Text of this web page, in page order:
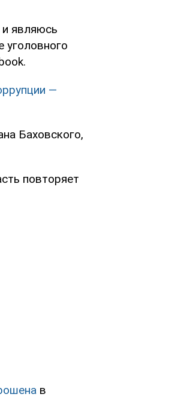
и являюсь
уголовного
—
Баховского,
повторяет
в